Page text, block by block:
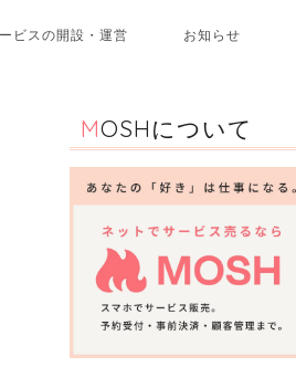
ビスの開設・運営 お知らせ
MOSHについて